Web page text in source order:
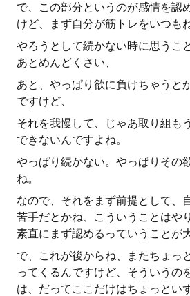
で、この部分というのが感情を認
けど、まず自分が筋トレをいつもね
やろうとして続かない時に思うこ
あとめんどくさい、
あと、やっぱり欲に負けちゃうと
ですけど、
それを我慢して、じゃあ取り組も
できないんですよね。
やっぱり続かない。やっぱりその
ね。
なので、それをまず前提として、
苦手だとかね、こういうことはや
素直にまず認めるっていうことが
で、これが後からね、またちょっ
ってくるんですけど、そういうの
は、だってここだけはちょっとい